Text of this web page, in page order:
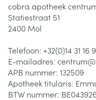
cobra apotheek
Statiestraat 51
2400 Mol
Telefoon: +32(0)14 31 16
E-mailadres: centrum@
APB nummer: 132509
Apotheek titularis:
BTW nummer: